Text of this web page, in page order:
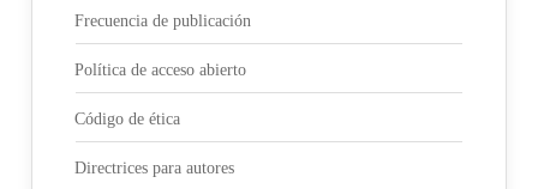
Frecuencia de publicación
Política de acceso abierto
Código de ética
Directrices para autores